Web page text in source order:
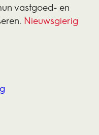
vastgoed- en
Nieuwsgierig